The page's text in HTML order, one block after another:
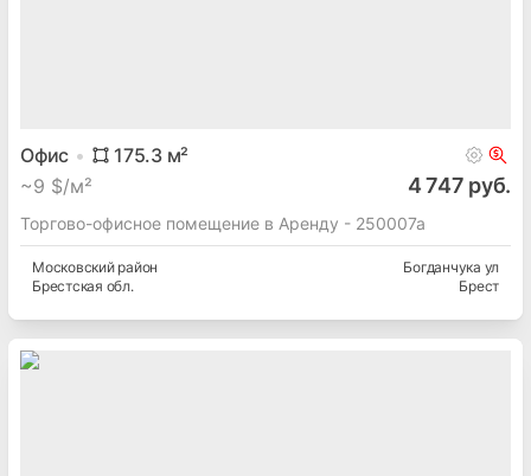
Офис 175.3м²
~9 $/м² 4 747 руб.
Торгово-офисное помещение в Аренду - 250007а
Московскийрайон
Брестская обл.
Богданчука ул
Брест